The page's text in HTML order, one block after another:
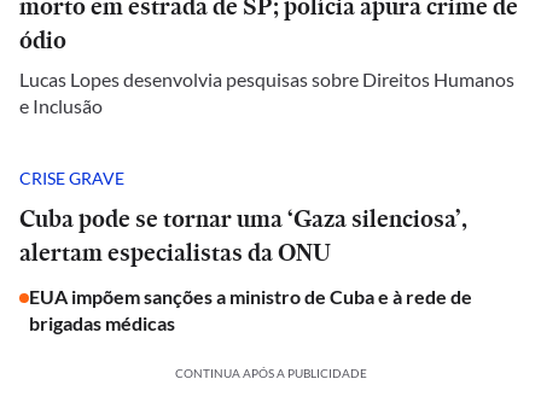
ódio
Lucas Lopes desenvolvia pesquisas sobre Direitos Humanos
e Inclusão
CRISE GRAVE
Cuba pode se tornar uma ‘Gaza silenciosa’,
alertam especialistas da ONU
EUA impõem sanções a ministro de Cuba e à rede de
brigadas médicas
CONTINUA APÓS A PUBLICIDADE